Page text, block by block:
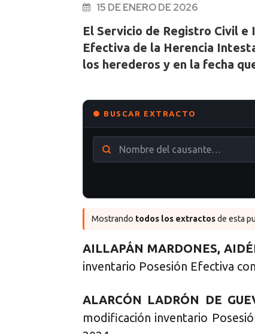
15 DE ENERO DE 2026
El Servicio de Registro Civil e
Efectiva de la Herencia
los herederos y en la fecha
● BUSCAR EXTRACTO
Mostrando todos los extractosde esta
AILLAPÁN MARDONES,
inventario Posesión Efectiva
ALARCÓN LADRÓN DE
modificación inventario